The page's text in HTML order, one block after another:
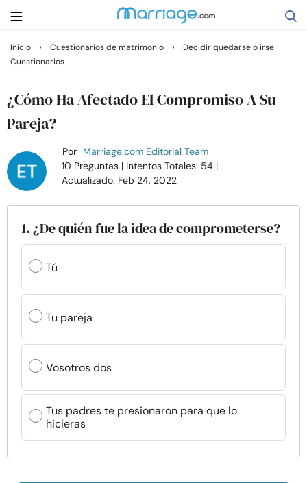
Buscar
Casarse
Relaciones
Familia
Ayuda
Recursos
Comunidad
Encuentra un terapeuta
Inicio › Cuestionarios de matrimonio ›
Decidir quedarse o irse
Cuestionarios
¿Cómo Ha Afectado El Compromiso A Su
Pareja?
Por Marriage.com Editorial Team
10 Preguntas | Intentos Totales: 54 |
Actualizado: Feb 24, 2022
1. ¿De quién fue la idea de comprometerse?
Tú
Tu pareja
Vosotros dos
Tus padres te presionaron para que lo
hicieras